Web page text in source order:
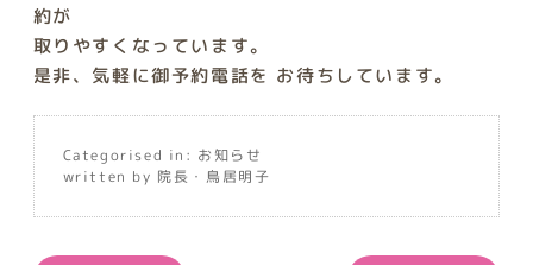
約が
取りやすくなっています。
是非、気軽に御予約電話を お待ちしています。
Categorised in: お知らせ
written by 院長・鳥居明子